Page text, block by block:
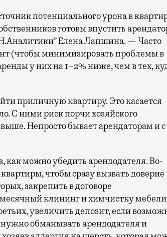
потенциального урона в
готовы впустить
Елена Лапшина. — Часто
(чтобы минимизировать проблемы в
у них на 1–2% ниже, чем в тех,
приличную квартиру. Это касается
С ними риск порчи хозяйского
Непросто бывает арендаторам и с
можно убедить арендодателя. Во-
чтобы сразу вызвать доверие
закрепить в договоре
клининг и химчистку мебели
увеличить депозит, если
обманывать арендодателя и